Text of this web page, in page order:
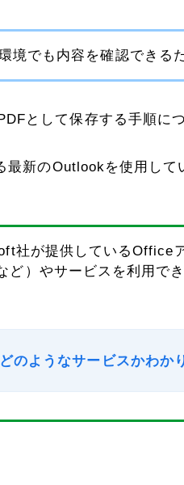
境でも内容を確認できる
として保存する手順に
新のOutlookを使用して
社が提供しているOffice
）やサービスを利用で
のようなサービスかわか